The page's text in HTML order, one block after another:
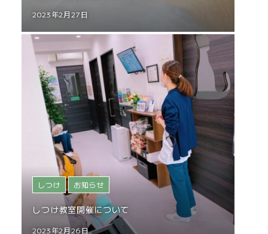
2023年2月27日
しつけ お知らせ
しつけ教室開催について
2023年2月26日